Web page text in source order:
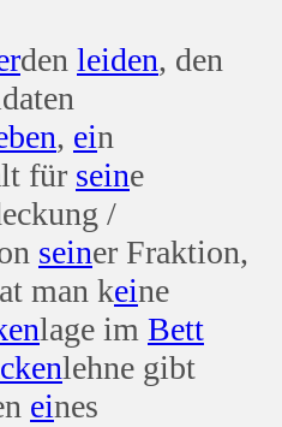
den leiden, den
, ein
für seine
/
seiner Fraktion,
man keine
lage im Bett
lehne gibt
eines